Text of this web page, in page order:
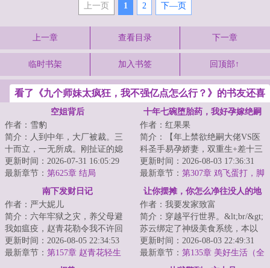
上一页 1 2 下—页
上一章 查看目录 下一章
临时书架 加入书签 回顶部↑
看了《九个师妹太疯狂，我不强亿点怎么行？》的书友还喜
欢看
空姐背后
作者：雪豹
简介：人到中年，大厂被裁。三
十而立，一无所成。刚扯证的媳
妇在家偷人，心灰意冷酒吧买醉
却意外邂逅寂寞...
更新时间：2026-07-31 16:05:29
最新章节： 第625章 结局
十年七碗堕胎药，我好孕嫁绝嗣
他悔疯了
作者：红果果
简介：【年上禁欲绝嗣大佬VS医
科圣手易孕娇妻，双重生+差十三
岁+打脸虐渣+渣夫火葬场】
&lt;br/&gt; 苏婉...
更新时间：2026-08-03 17:36:31
最新章节： 第307章 鸡飞蛋打，脚
踢吸血亲戚
南下发财日记
作者：严大妮儿
简介：六年牢狱之灾，养父母避
我如瘟疫，赵青花勒令我不许回
村里，可他们不知道，我是一只
出狱的龙……...
更新时间：2026-08-05 22:34:53
最新章节： 第157章 赵青花轻生
让你摆摊，你怎么净往没人的地
方跑？
作者：我要发家致富
简介：穿越平行世界。&lt;br/&gt;
苏云绑定了神级美食系统，本以
为能靠摆摊走上人生巅峰。
&lt;br/&gt;结果...
更新时间：2026-08-03 22:49:31
最新章节： 第135章 美好生活（全